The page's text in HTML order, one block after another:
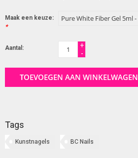
Maak een keuze:
*
Aantal:
+
-
TOEVOEGEN AAN WINKELWAGEN
Tags
Kunstnagels BC Nails